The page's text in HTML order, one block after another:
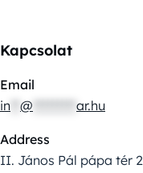
Kapcsolat
Email
in @ ar.hu
Address
II. János Pál pápa tér